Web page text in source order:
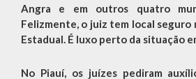
Angra e em outros quatro
Felizmente, o juiz tem local seguro
Estadual. É luxo perto da situação
No Piauí, os juízes pediram